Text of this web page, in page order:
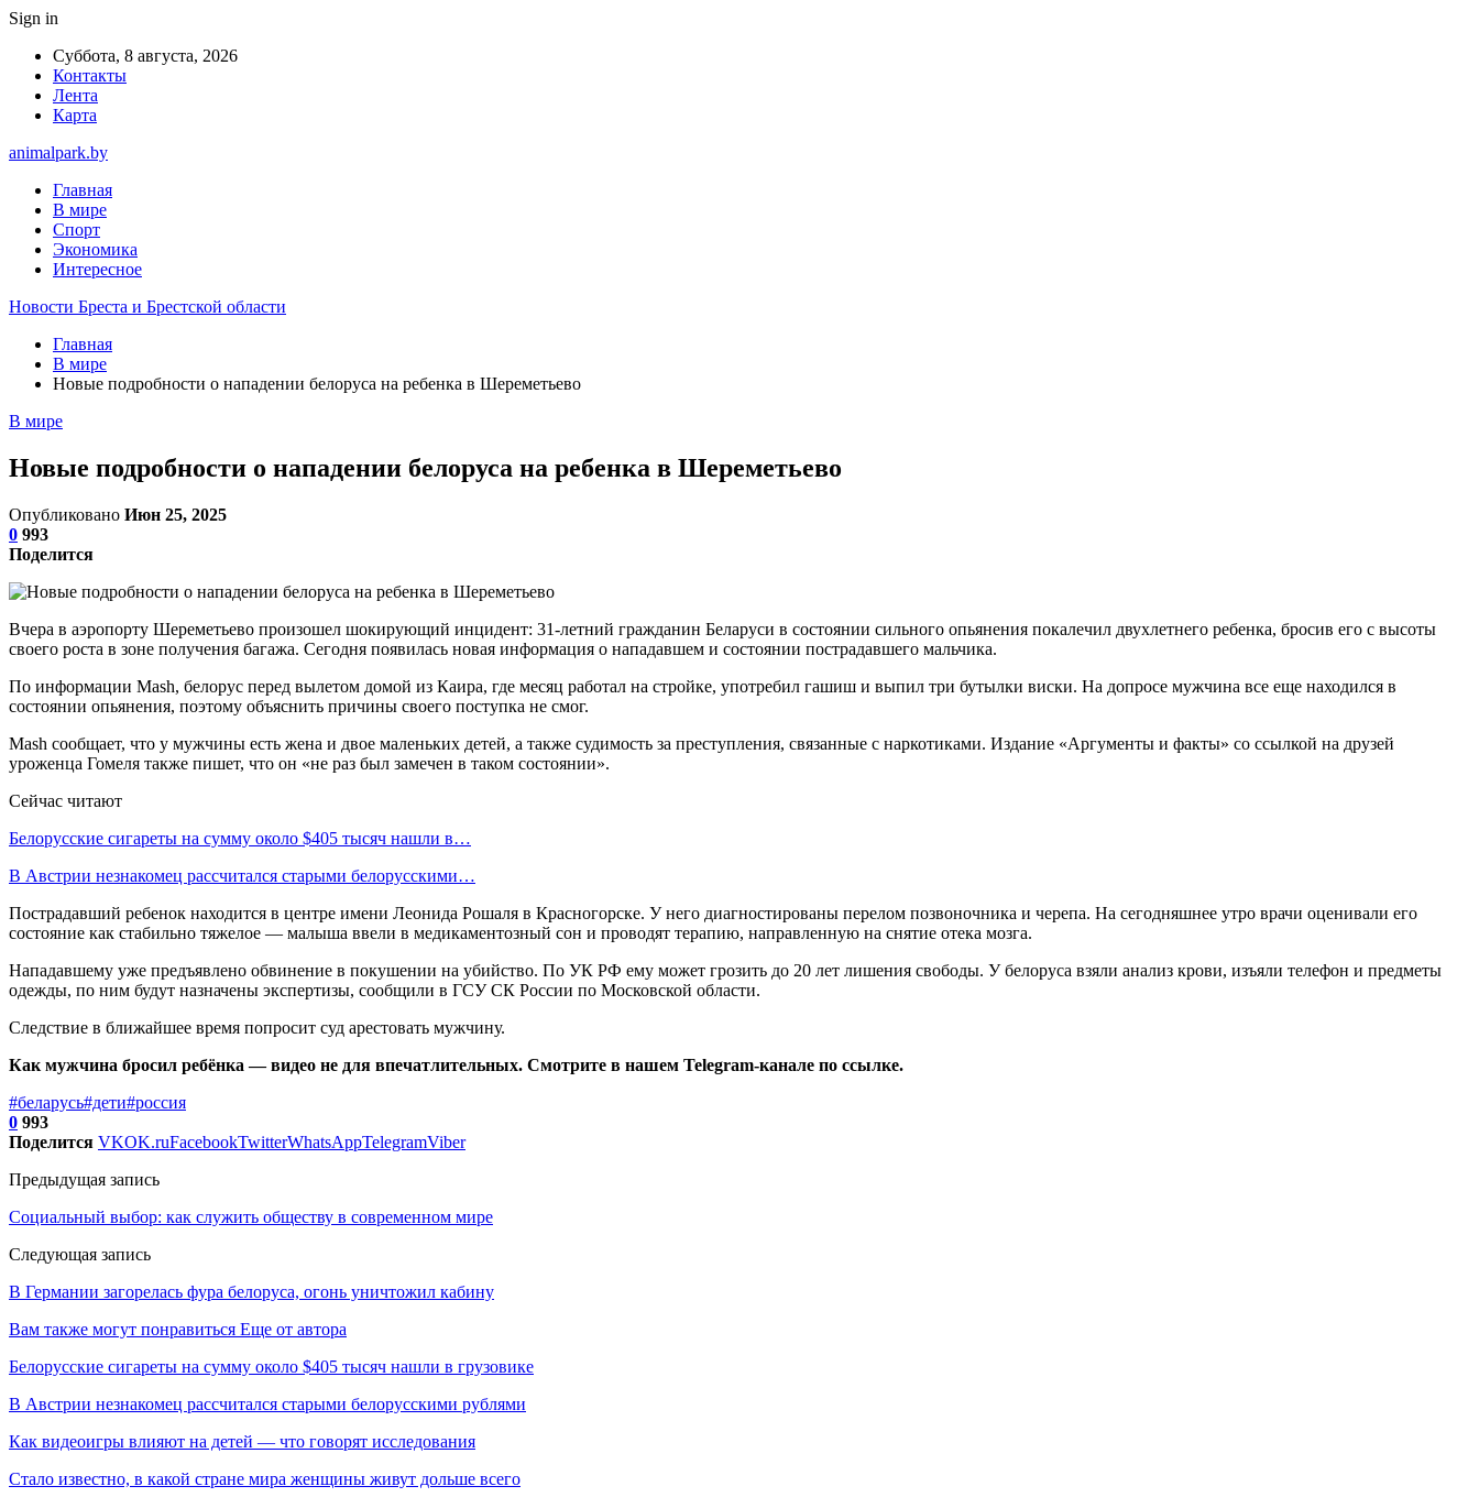
Sign in
Суббота, 8 августа, 2026
Контакты
Лента
Карта
animalpark.by
Главная
В мире
Спорт
Экономика
Интересное
Новости Бреста и Брестской области
Главная
В мире
Новые подробности о нападении белоруса на ребенка в Шереметьево
В мире
Новые подробности о нападении белоруса на ребенка в Шереметьево
Опубликовано Июн 25, 2025
0 993
Поделится
Вчера в аэропорту Шереметьево произошел шокирующий инцидент: 31-летний гражданин Беларуси в состоянии сильного опьянения покалечил двухлетнего ребенка, бросив его с высоты
своего роста в зоне получения багажа. Сегодня появилась новая информация о нападавшем и состоянии пострадавшего мальчика.
По информации Mash, белорус перед вылетом домой из Каира, где месяц работал на стройке, употребил гашиш и выпил три бутылки виски. На допросе мужчина все еще находился в
состоянии опьянения, поэтому объяснить причины своего поступка не смог.
Mash сообщает, что у мужчины есть жена и двое маленьких детей, а также судимость за преступления, связанные с наркотиками. Издание «Аргументы и факты» со ссылкой на друзей
уроженца Гомеля также пишет, что он «не раз был замечен в таком состоянии».
Сейчас читают
Белорусские сигареты на сумму около $405 тысяч нашли в…
В Австрии незнакомец рассчитался старыми белорусскими…
Пострадавший ребенок находится в центре имени Леонида Рошаля в Красногорске. У него диагностированы перелом позвоночника и черепа. На сегодняшнее утро врачи оценивали его
состояние как стабильно тяжелое — малыша ввели в медикаментозный сон и проводят терапию, направленную на снятие отека мозга.
Нападавшему уже предъявлено обвинение в покушении на убийство. По УК РФ ему может грозить до 20 лет лишения свободы. У белоруса взяли анализ крови, изъяли телефон и предметы
одежды, по ним будут назначены экспертизы, сообщили в ГСУ СК России по Московской области.
Следствие в ближайшее время попросит суд арестовать мужчину.
Как мужчина бросил ребёнка — видео не для впечатлительных. Смотрите в нашем Telegram-канале по ссылке.
#беларусь#дети#россия
0 993
Поделится VKOK.ruFacebookTwitterWhatsAppTelegramViber
Предыдущая запись
Социальный выбор: как служить обществу в современном мире
Следующая запись
В Германии загорелась фура белоруса, огонь уничтожил кабину
Вам также могут понравиться Еще от автора
Белорусские сигареты на сумму около $405 тысяч нашли в грузовике
В Австрии незнакомец рассчитался старыми белорусскими рублями
Как видеоигры влияют на детей — что говорят исследования
Стало известно, в какой стране мира женщины живут дольше всего